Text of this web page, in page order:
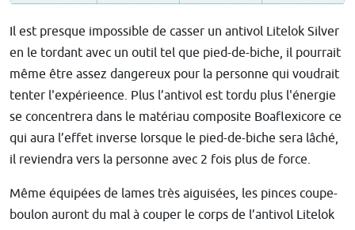
Il est presque impossible de casser un antivol Litelok Silver
en le tordant avec un outil tel que pied-de-biche, il pourrait
même être assez dangereux pour la personne qui voudrait
tenter l'expérieence. Plus l’antivol est tordu plus l'énergie
se concentrera dans le matériau composite Boaflexicore ce
qui aura l’effet inverse lorsque le pied-de-biche sera lâché,
il reviendra vers la personne avec 2 fois plus de force.
Même équipées de lames très aiguisées, les pinces coupe-
boulon auront du mal à couper le corps de l’antivol Litelok